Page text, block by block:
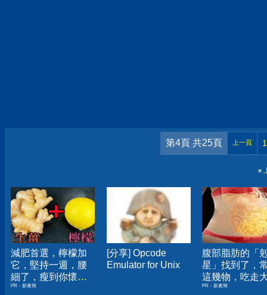
第4頁 共25頁 上一頁 1
«
減肥首選，檸檬加
它，堅持一週，腰
細了，瘦到你懷疑
人生
PR・新素簡
[分享] Opcode
Emulator for Unix
腹部脂肪的「
星」找到了，
這幾物，吃走
囊，瘦出小蠻
PR・新素簡